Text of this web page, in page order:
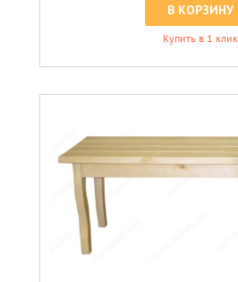
В КОРЗИНУ
Купить в 1 клик